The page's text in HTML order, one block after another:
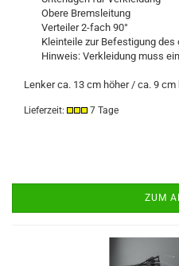
Obere Bremsleitung
Verteiler 2-fach 90°
Kleinteile zur Befestigung
Hinweis: Verkleidung muss
Lenker ca. 13 cm höher / ca. 9
Lieferzeit: 7 Tage
ZUM